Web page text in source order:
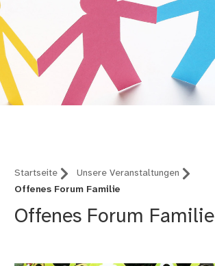
Startseite
Unsere Veranstaltungen
Offenes Forum Familie
Offenes Forum Familie